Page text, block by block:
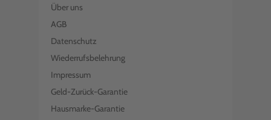
Über uns
AGB
Datenschutz
Wiederrufsbelehrung
Impressum
Geld-Zurück-Garantie
Hausmarke-Garantie